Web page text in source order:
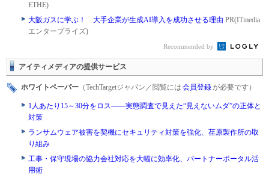
ETHE)
大阪ガスに学ぶ！ 大手企業が生成AI導入を成功させる理由 PR(ITmedia
エンタープライズ)
Recommended by
アイティメディアの提供サービス
ホワイトペーパー （TechTargetジャパン／閲覧には 会員登録が必要です）
1人あたり15～30分をロス――実態調査で見えた“見えないムダ”の正体と
対策
ランサムウェア被害を契機にセキュリティ対策を強化、荏原製作所の取
り組み
工事・保守現場の協力会社対応を大幅に効率化、パートナーポータル活
用術